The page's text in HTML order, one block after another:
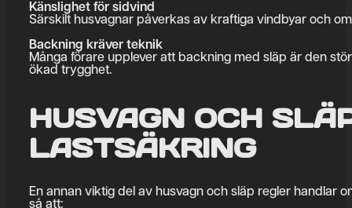
Känslighet för sidvind
Särskilt husvagnar påverkas av kraftiga vindbyar och
Backning kräver teknik
Många förare upplever att backning med släp är den
ökad trygghet.
HUSVAGN OCH
LASTSÄKRING
En annan viktig del av husvagn och släp regler handlar
så att: